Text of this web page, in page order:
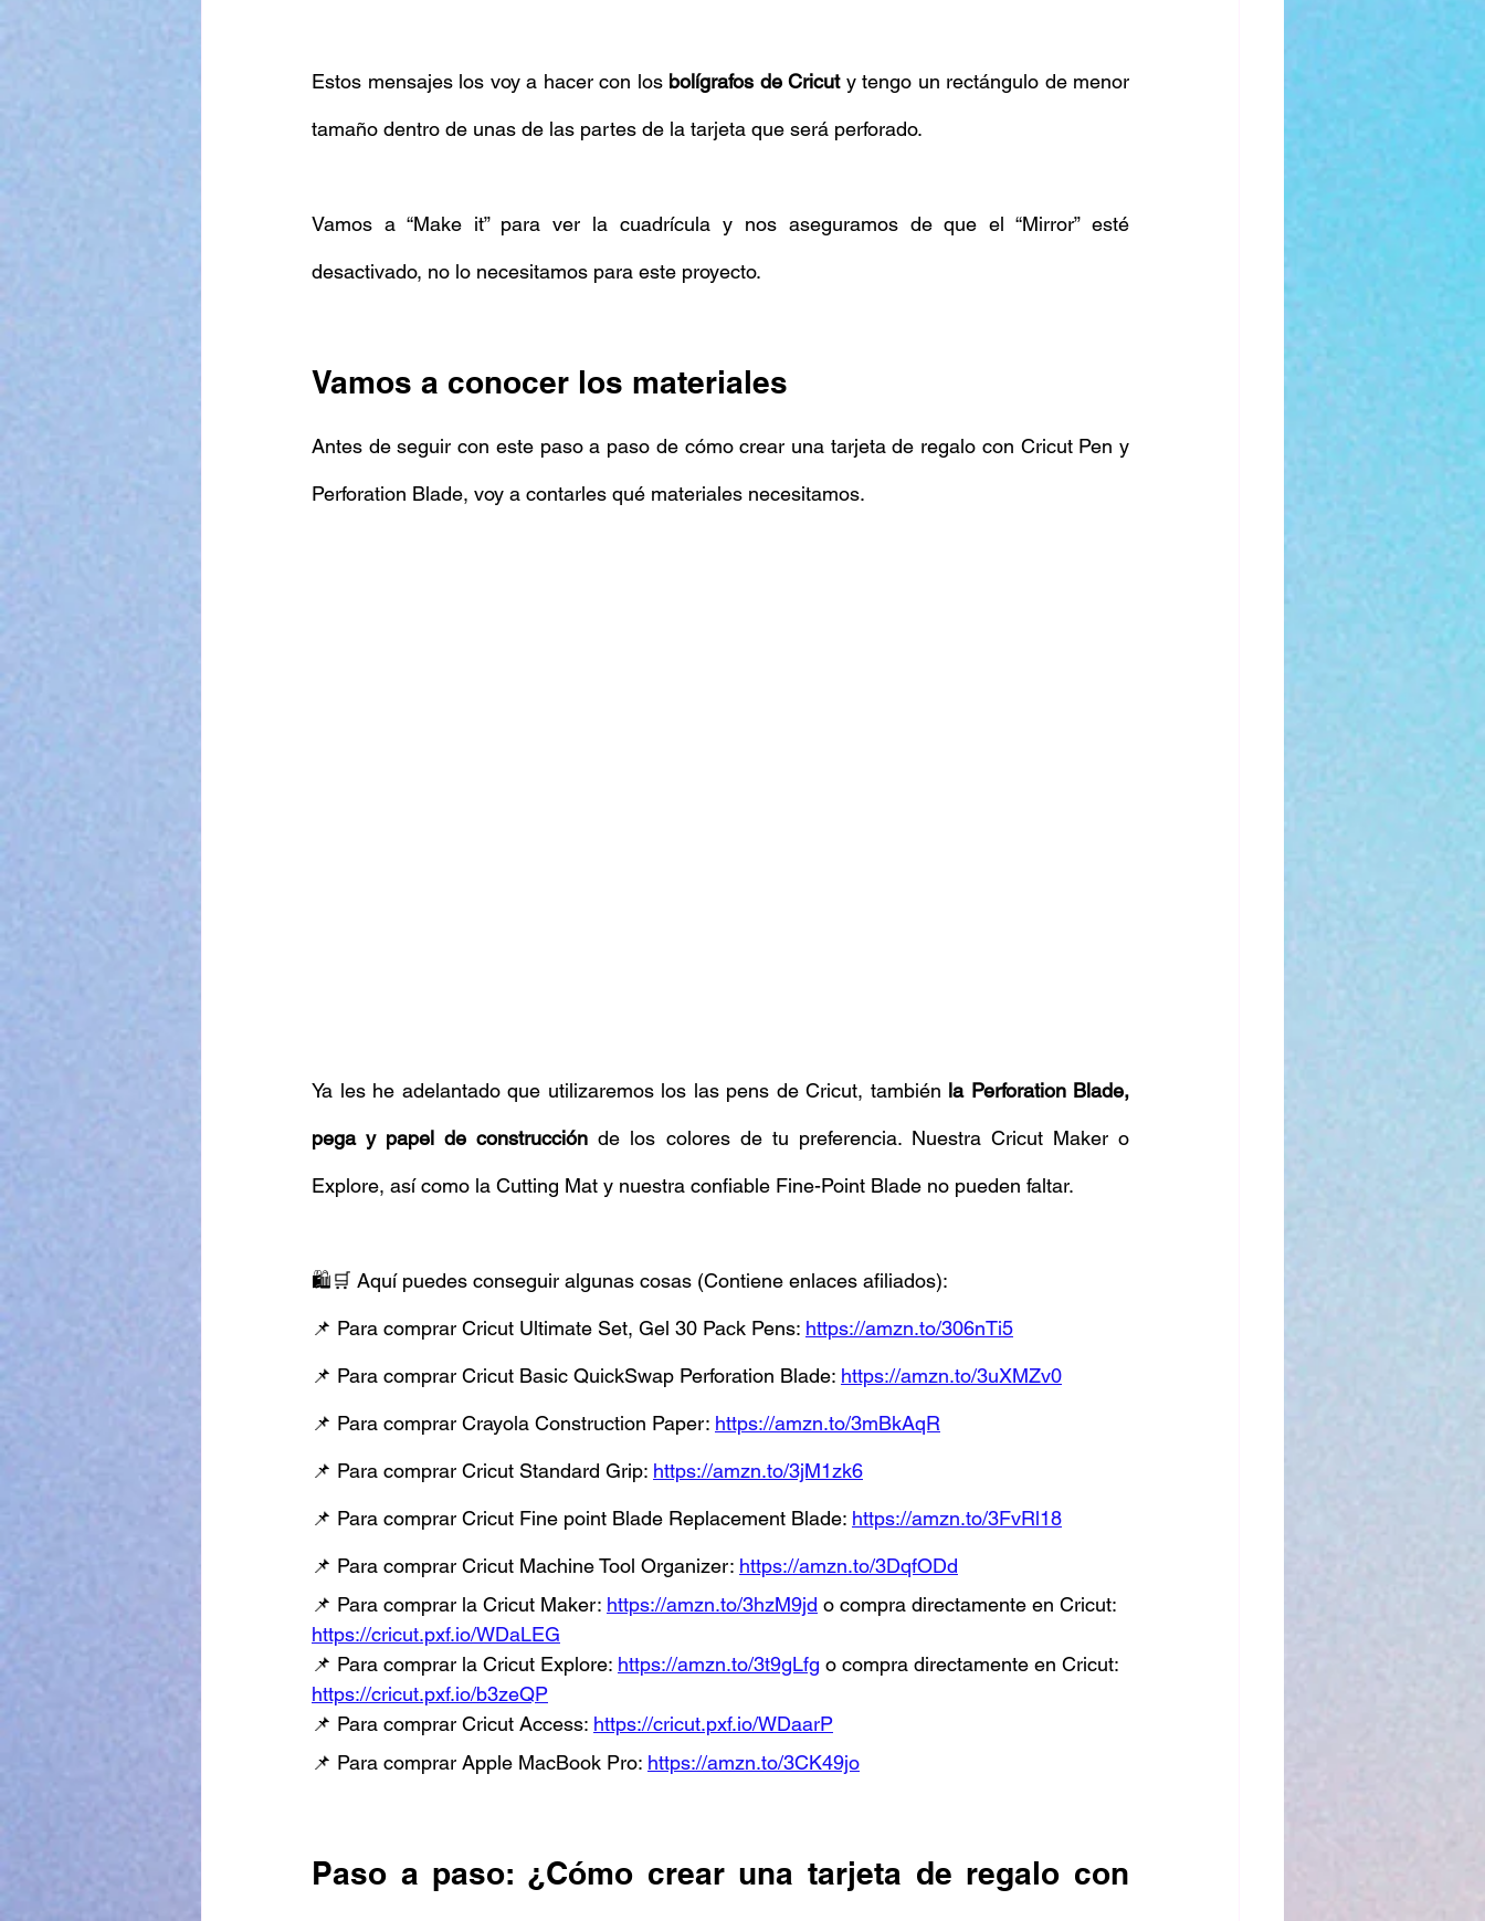
Estos mensajes los voy a hacer con los bolígrafos de Cricut y tengo un rectángulo de menor
tamaño dentro de unas de las partes de la tarjeta que será perforado.
Vamos a “Make it” para ver la cuadrícula y nos aseguramos de que el “Mirror” esté
desactivado, no lo necesitamos para este proyecto.
Vamos a conocer los materiales
Antes de seguir con este paso a paso de cómo crear una tarjeta de regalo con Cricut Pen y
Perforation Blade, voy a contarles qué materiales necesitamos.
Ya les he adelantado que utilizaremos los las pens de Cricut, también la Perforation Blade,
pega y papel de construcción de los colores de tu preferencia. Nuestra Cricut Maker o
Explore, así como la Cutting Mat y nuestra confiable Fine-Point Blade no pueden faltar.
🛍🛒 Aquí puedes conseguir algunas cosas (Contiene enlaces afiliados):
📌 Para comprar Cricut Ultimate Set, Gel 30 Pack Pens: https://amzn.to/306nTi5
📌 Para comprar Cricut Basic QuickSwap Perforation Blade: https://amzn.to/3uXMZv0
📌 Para comprar Crayola Construction Paper: https://amzn.to/3mBkAqR
📌 Para comprar Cricut Standard Grip: https://amzn.to/3jM1zk6
📌 Para comprar Cricut Fine point Blade Replacement Blade: https://amzn.to/3FvRl18
📌 Para comprar Cricut Machine Tool Organizer: https://amzn.to/3DqfODd
📌 Para comprar la Cricut Maker: https://amzn.to/3hzM9jd o compra directamente en Cricut:
https://cricut.pxf.io/WDaLEG
📌 Para comprar la Cricut Explore: https://amzn.to/3t9gLfg o compra directamente en Cricut:
https://cricut.pxf.io/b3zeQP
📌 Para comprar Cricut Access: https://cricut.pxf.io/WDaarP
📌 Para comprar Apple MacBook Pro: https://amzn.to/3CK49jo
Paso a paso: ¿Cómo crear una tarjeta de regalo con